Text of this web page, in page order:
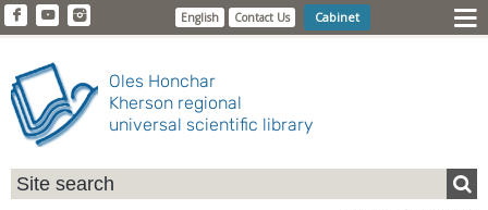
English Contact Us Cabinet
Oles Honchar
Kherson regional
universal scientific library